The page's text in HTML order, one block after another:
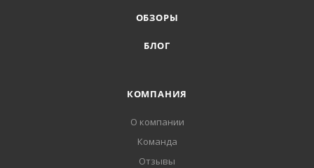
ОБЗОРЫ
БЛОГ
КОМПАНИЯ
О компании
Команда
Отзывы